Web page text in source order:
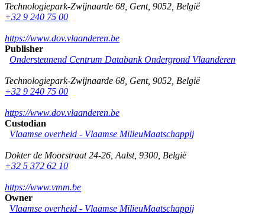
Technologiepark-Zwijnaarde 68 Gent, 9052 België
+32 9 240 75 00
https://www.dov.vlaanderen.be
Publisher
Ondersteunend Centrum Databank Ondergrond Vlaanderen
Technologiepark-Zwijnaarde 68 Gent, 9052 België
+32 9 240 75 00
https://www.dov.vlaanderen.be
Custodian
Vlaamse overheid - Vlaamse MilieuMaatschappij
Dokter de Moorstraat 24-26 Aalst, 9300 België
+32 5 372 62 10
https://www.vmm.be
Owner
Vlaamse overheid - Vlaamse MilieuMaatschappij